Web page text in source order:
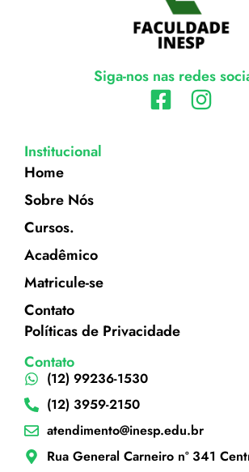
Siga-nos nas redes
Institucional
Home
Sobre Nós
Cursos.
Acadêmico
Matricule-se
Contato
Políticas de Privacidade
Contato
(12) 99236-1530
(12) 3959-2150
atendimento@inesp.edu.br
Rua General Carneiro nº 341